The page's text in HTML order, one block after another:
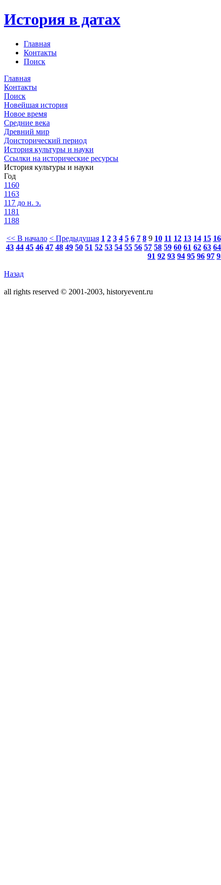
История в датах
Главная
Контакты
Поиск
Главная
Контакты
Поиск
Новейшая история
Новое время
Средние века
Древний мир
Доисторический период
История культуры и науки
Ссылки на исторические ресурсы
История культуры и науки
Год
1160
1163
117 до н. э.
1181
1188
<< В начало < Предыдущая 1 2 3 4 5 6 7 8 9 10 11 12 13 14 15 16
43 44 45 46 47 48 49 50 51 52 53 54 55 56 57 58 59 60 61 62 63 64
91 92 93 94 95 96 97
Назад
all rights reserved © 2001-2003, historyevent.ru